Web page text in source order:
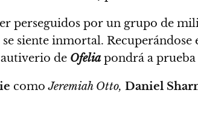
perseguidos por un grupo de
siente inmortal.
de Ofeliapondrá a prueba
comoJeremiah Otto, Daniel